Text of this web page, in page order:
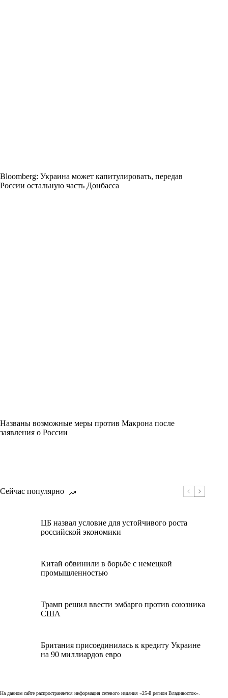
Bloomberg: Украина может капитулировать, передав
России остальную часть Донбасса
Названы возможные меры против Макрона после
заявления о России
Сейчас популярно
ЦБ назвал условие для устойчивого роста
российской экономики
Китай обвинили в борьбе с немецкой
промышленностью
Трамп решил ввести эмбарго против союзника
США
Британия присоединилась к кредиту Украине
на 90 миллиардов евро
На данном сайте распространяется информация сетевого издания «25-й регион Владивосток».